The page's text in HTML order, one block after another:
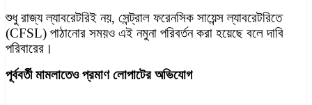
শুধু রাজ্য ল্যাবরেটরিই নয়, সেন্ট্রাল ফরেনসিক সায়েন্স ল্যাবরেটরিতে
(CFSL) পাঠানোর সময়ও এই নমুনা পরিবর্তন করা হয়েছে বলে দাবি
পরিবারের।
পূর্ববর্তী মামলাতেও প্রমাণ লোপাটের অভিযোগ